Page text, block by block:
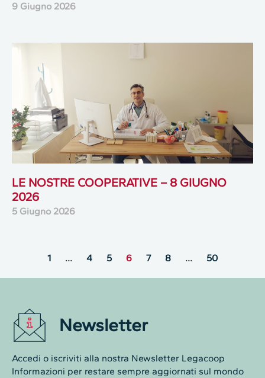
9 Giugno 2026
LE NOSTRE COOPERATIVE – 8 GIUGNO
2026
5 Giugno 2026
1 … 4 5 6 7 8 … 50
Newsletter
Accedi o iscriviti alla nostra Newsletter Legacoop
Informazioni per restare sempre aggiornati sul mondo